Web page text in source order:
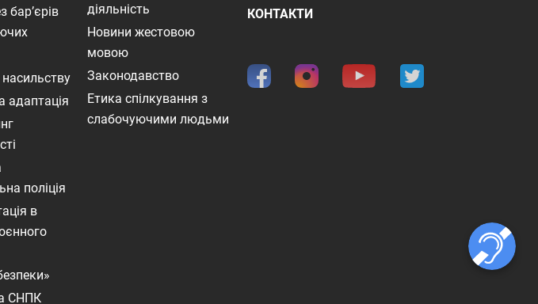
бар’єрів
адаптація
поліція
в
СНПК
діяльність
Новини жестовою
мовою
Законодавство
Етика спілкування з
слабочуючими людьми
КОНТАКТИ